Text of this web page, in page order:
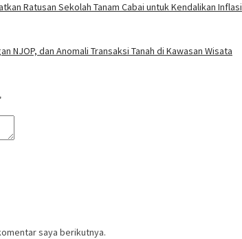
Ratusan Sekolah Tanam Cabai untuk Kendalikan Inflasi
NJOP, dan Anomali Transaksi Tanah di Kawasan Wisata
saya berikutnya.